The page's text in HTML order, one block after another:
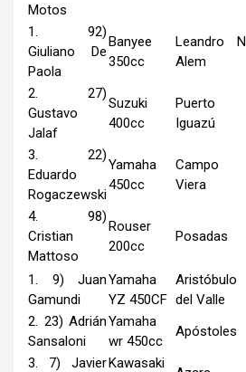
Motos
1. 92)
Giuliano De
Paola
Banyee
350cc
Leandro N.
Alem
2. 27)
Gustavo
Jalaf
Suzuki
400cc
Puerto
Iguazú
3. 22)
Eduardo
Rogaczewski
Yamaha
450cc
Campo
Viera
4. 98)
Cristian
Mattoso
Rouser
200cc
Posadas
1. 9) Juan
Gamundi
Yamaha
YZ 450CF
Aristóbulo
del Valle
2. 23) Adrián
Sansaloni
Yamaha
wr 450cc
Apóstoles
3. 7) JavierKawasaki